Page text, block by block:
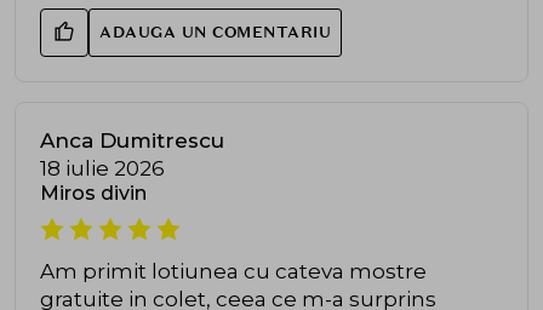
ADAUGA UN COMENTARIU
Anca Dumitrescu
18 iulie 2026
Miros divin
Am primit lotiunea cu cateva mostre
gratuite in colet, ceea ce m-a surprins